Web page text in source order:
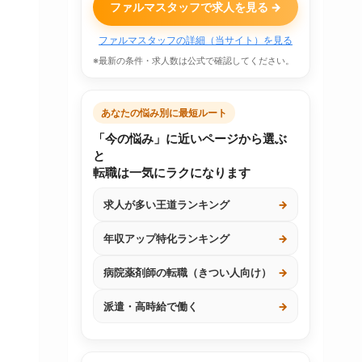
ファルマスタッフで求人を見る →
ファルマスタッフの詳細（当サイト）を見る
※最新の条件・求人数は公式で確認してください。
あなたの悩み別に最短ルート
「今の悩み」に近いページから選ぶ
と
転職は一気にラクになります
求人が多い王道ランキング →
年収アップ特化ランキング →
病院薬剤師の転職（きつい人向け） →
派遣・高時給で働く →